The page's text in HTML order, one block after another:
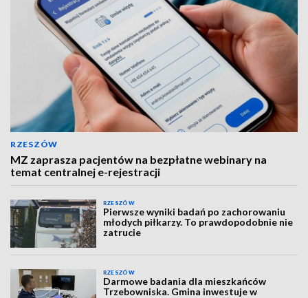
RZESZÓW
MZ zaprasza pacjentów na bezpłatne webinary na
temat centralnej e-rejestracji
RZESZÓW
Pierwsze wyniki badań po zachorowaniu
młodych piłkarzy. To prawdopodobnie nie
zatrucie
RZESZÓW
Darmowe badania dla mieszkańców
Trzebowniska. Gmina inwestuje w